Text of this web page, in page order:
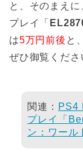
と、そのまえ
プレイ「
は5万円前後 と
ぜひ御覧くだ
関連： PS4
プレイ「
ン：ワール